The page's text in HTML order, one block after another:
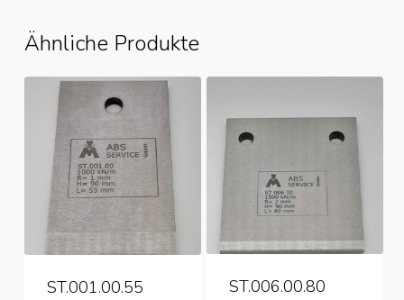
Ähnliche Produkte
ST.001.00.55 ST.006.00.80